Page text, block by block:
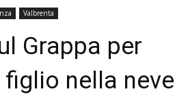
Valbrenta
Grappa per
nella